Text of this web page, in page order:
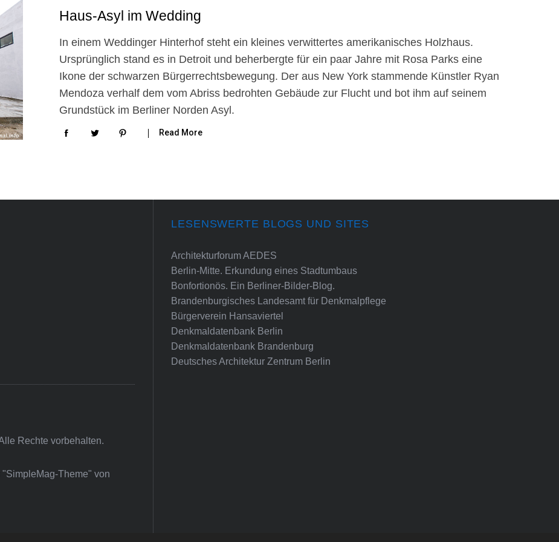
Haus-Asyl im Wedding
In einem Weddinger Hinterhof steht ein kleines verwittertes amerikanisches Holzhaus.
Ursprünglich stand es in Detroit und beherbergte für ein paar Jahre mit Rosa Parks eine
Ikone der schwarzen Bürgerrechtsbewegung. Der aus New York stammende Künstler Ryan
Mendoza verhalf dem vom Abriss bedrohten Gebäude zur Flucht und bot ihm auf seinem
Grundstück im Berliner Norden Asyl.
Read More
Rechte vorbehalten.
Theme" von
LESENSWERTE BLOGS UND SITES
Architekturforum AEDES
Berlin-Mitte. Erkundung eines Stadtumbaus
Bonfortionös. Ein Berliner-Bilder-Blog.
Brandenburgisches Landesamt für Denkmalpflege
Bürgerverein Hansaviertel
Denkmaldatenbank Berlin
Denkmaldatenbank Brandenburg
Deutsches Architektur Zentrum Berlin